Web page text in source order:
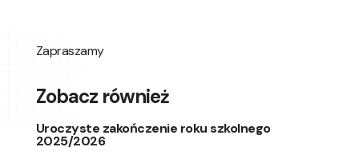
Zapraszamy
Zobacz również
Uroczyste zakończenie roku szkolnego
2025/2026